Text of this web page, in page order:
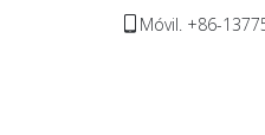
Móvil. +86-